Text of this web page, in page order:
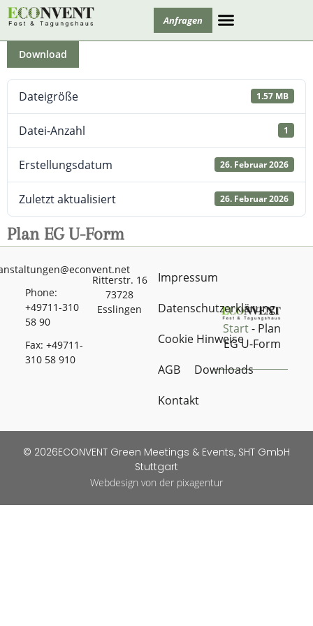
Anfragen
Download
Dateigröße 1.57 MB
Datei-Anzahl 1
Erstellungsdatum 26. Februar 2026
Zuletzt aktualisiert 26. Februar 2026
Plan EG U-Form
Start- Plan
EG U-Form
Impressum
Datenschutzerklärung
Cookie Hinweise
AGB
Downloads
Kontakt
Ritterstr. 16
73728
Esslingen
Phone:
+49711-310
58 90
Fax: +49711-
310 58 910
© 2026ECONVENT Green Meetings & Events, SHT GmbH
Stuttgart
Webdesign von der pixagentur